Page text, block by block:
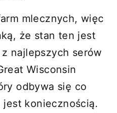
mlecznych, więc
że stan ten jest
najlepszych serów
Wisconsin
odbywa się co
koniecznością.